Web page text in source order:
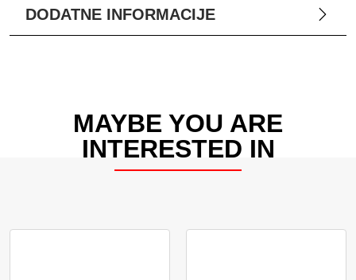
DODATNE INFORMACIJE
MAYBE YOU ARE
INTERESTED IN